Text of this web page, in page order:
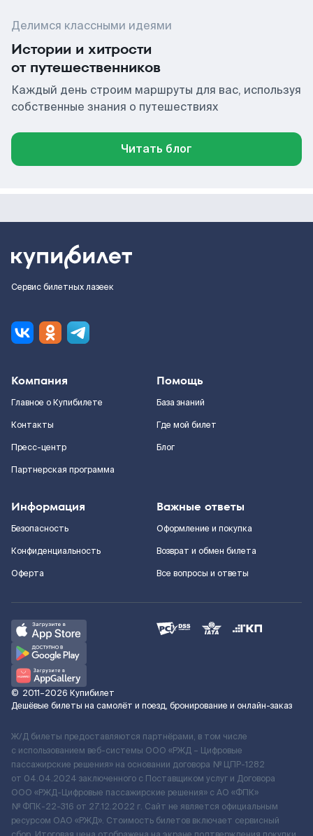
Делимся классными идеями
Истории и хитрости
от путешественников
Каждый день строим маршруты для вас, используя
собственные знания о путешествиях
Читать блог
Сервис билетных лазеек
Компания
Главное о Купибилете
Контакты
Пресс-центр
Партнерская программа
Помощь
База знаний
Где мой билет
Блог
Информация
Безопасность
Конфиденциальность
Оферта
Важные ответы
Оформление и покупка
Возврат и обмен билета
Все вопросы и ответы
© 2011–2026 Купибилет
Дешёвые билеты на самолёт и поезд, бронирование и онлайн-заказ
Ж/Д билеты предоставляются партнёрами, в том числе
с использованием веб-системы ООО «РЖД – Цифровые
пассажирские решения» на основании договора № ЦПР-1282
от 04.04.2024 заключенного с Поставщиком услуг и Договора
ООО «РЖД-Цифровые пассажирские решения» c АО «ФПК»
№ ФПК-22-316 от 27.12.2022 г. Сайт не является официальным
ресурсом ОАО «РЖД». Стоимость билетов включает сервисный